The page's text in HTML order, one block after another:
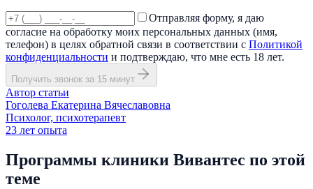
Отправляя форму, я даю
согласие на обработку моих персональных данных (имя,
телефон) в целях обратной связи в соответствии с Политикой
конфиденциальности и подтверждаю, что мне есть 18 лет.
Получить звонок за 15 минут
Автор статьи
Гоголева Екатерина Вячеславовна
Психолог, психотерапевт
23 лет опыта
Программы клиники Вивантес по этой
теме